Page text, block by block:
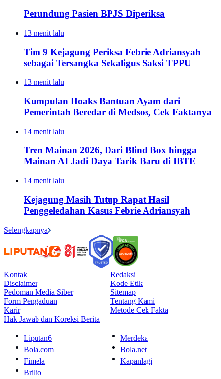
Perundung Pasien BPJS Diperiksa
13 menit lalu
Tim 9 Kejagung Periksa Febrie Adriansyah
sebagai Tersangka Sekaligus Saksi TPPU
13 menit lalu
Kumpulan Hoaks Bantuan Ayam dari
Pemerintah Beredar di Medsos, Cek Faktanya
14 menit lalu
Tren Mainan 2026, Dari Blind Box hingga
Mainan AI Jadi Daya Tarik Baru di IBTE
14 menit lalu
Kejagung Masih Tutup Rapat Hasil
Penggeledahan Kasus Febrie Adriansyah
Selengkapnya
Kontak
Redaksi
Disclaimer
Kode Etik
Pedoman Media Siber
Sitemap
Form Pengaduan
Tentang Kami
Karir
Metode Cek Fakta
Hak Jawab dan Koreksi Berita
Liputan6
Merdeka
Bola.com
Bola.net
Fimela
Kapanlagi
Brilio